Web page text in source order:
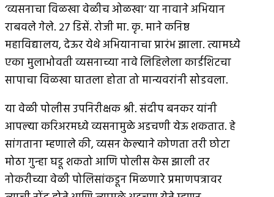
‘व्यसनाचा विळखा वेळीच ओळखा’ या नावाने अभियान
राबवले गेले. २७ डिसें. रोजी मा. कृ. माने कनिष्ठ
महाविद्यालय, देऊर येथे अभियानाचा प्रारंभ झाला. त्यामध्ये
एका मुलाभोवती व्यसनाच्या नावे लिहिलेला कार्डशिटचा
सापाचा विळखा घातला होता तो मान्यवरांनी सोडवला.
या वेळी पोलीस उपनिरीक्षक श्री. संदीप बनकर यांनी
आपल्या करिअरमध्ये व्यसनामुळे अडचणी येऊ शकतात. हे
सांगताना म्हणाले की, व्यसन केल्याने कोणता तरी छोटा
मोठा गुन्हा घडू शकतो आणि पोलीस केस झाली तर
नोकरीच्या वेळी पोलिसांकडून मिळणारे प्रमाणपत्रावर